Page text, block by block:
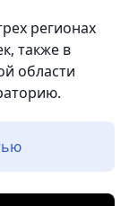
регионах
также в
области